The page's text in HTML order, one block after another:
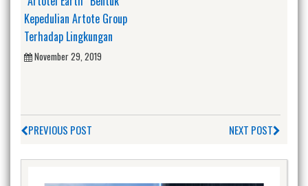
Kepedulian Artote Group
Terhadap Lingkungan
November 29, 2019
PREVIOUS POST NEXT POST